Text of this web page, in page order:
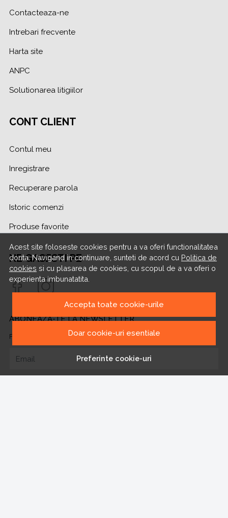
Acest site foloseste cookies pentru a va oferi functionalitatea
dorita. Navigand in continuare, sunteti de acord cu Politica de
cookies si cu plasarea de cookies, cu scopul de a va oferi o
experienta imbunatatita.
Accepta toate cookie-urile
Doar cookie-uri esentiale
Preferinte cookie-uri
Contacteaza-ne
Intrebari frecvente
Harta site
ANPC
Solutionarea litigiilor
CONT CLIENT
Contul meu
Inregistrare
Recuperare parola
Istoric comenzi
Produse favorite
NE GASESTI PE
ABONEAZA-TE LA NEWSLETTER
Fii la curent cu toate promotiile si produsele noi din shop!
Email